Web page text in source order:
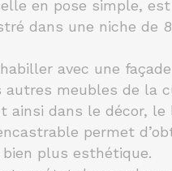
en pose simple,
dans une niche de
avec une
autres meubles de la
ainsi dans le décor, le
permet
plus esthétique.